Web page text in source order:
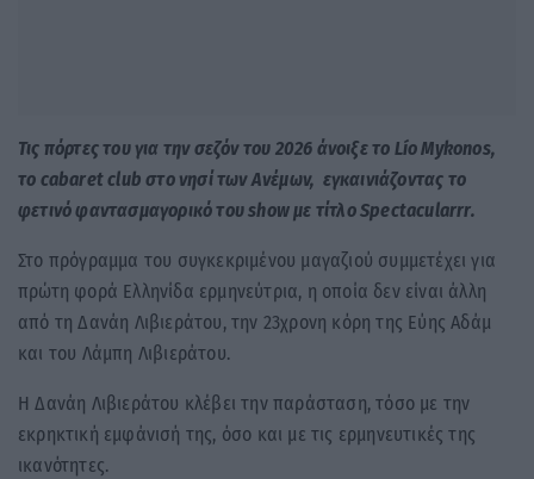
Τις πόρτες του για την σεζόν του 2026 άνοιξε το Lío Mykonos,
το cabaret club στο νησί των Ανέμων, εγκαινιάζοντας το
φετινό φαντασμαγορικό του show με τίτλο Spectacularrr.
Στο πρόγραμμα του συγκεκριμένου μαγαζιού συμμετέχει για
πρώτη φορά Ελληνίδα ερμηνεύτρια, η οποία δεν είναι άλλη
από τη Δανάη Λιβιεράτου, την 23χρονη κόρη της Εύης Αδάμ
και του Λάμπη Λιβιεράτου.
Η Δανάη Λιβιεράτου κλέβει την παράσταση, τόσο με την
εκρηκτική εμφάνισή της, όσο και με τις ερμηνευτικές της
ικανότητες.